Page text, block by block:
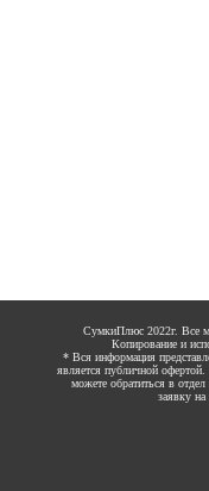
СумкиПлюс 2022г. Все
Копирование и
* Вся информация
является публичной
можете обратиться в
заявку на